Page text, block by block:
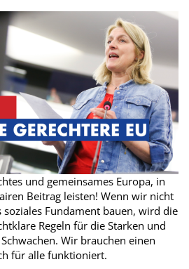
und gemeinsames Europa, in
Beitrag leisten! Wenn wir nicht
Fundament bauen, wird die
Regeln für die Starken und
Wir brauchen einen
für alle funktioniert.